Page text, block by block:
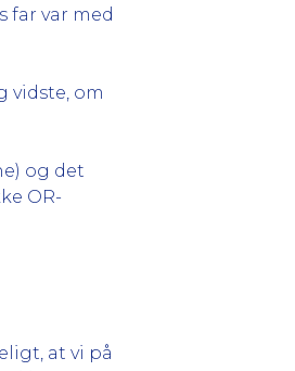
s far var med
vidste, om
og det
OR-
at vi på